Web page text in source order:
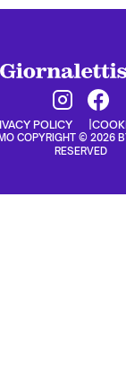
POLICY
COPYRIGHT © 2026
RESERVED